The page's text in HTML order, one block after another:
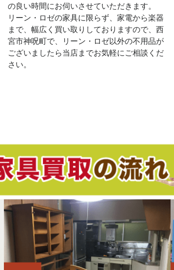
の良い時間にお伺いさせていただきます。
リーン・ロゼの家具に限らず、家電から楽器
まで、幅広く買い取りしておりますので、西
宮市神呪町で、リーン・ロゼ以外の不用品が
ございましたら当店までお気軽にご相談くだ
さい。